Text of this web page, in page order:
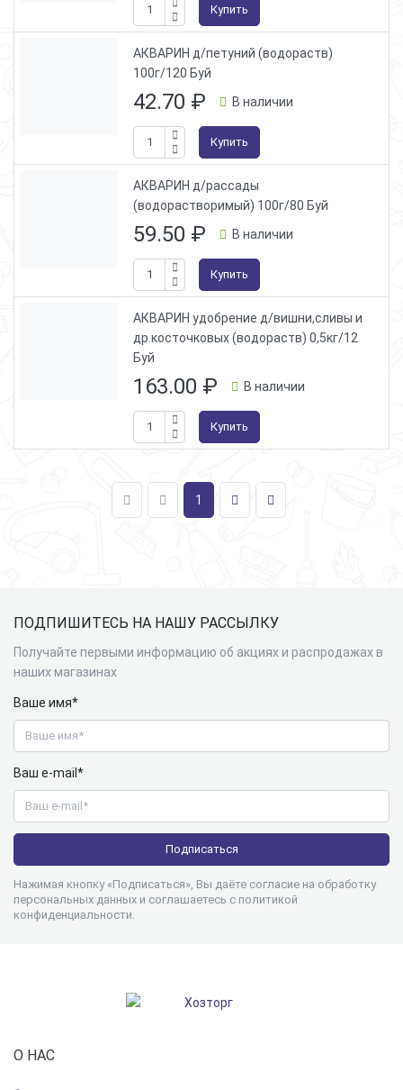
Купить
АКВАРИН д/петуний (водораств)
100г/120 Буй
42.70 ₽ В наличии
Купить
АКВАРИН д/рассады
(водорастворимый) 100г/80 Буй
59.50 ₽ В наличии
Купить
АКВАРИН удобрение д/вишни,сливы и
др.косточковых (водораств) 0,5кг/12
Буй
163.00 ₽ В наличии
Купить
1
ПОДПИШИТЕСЬ НА НАШУ РАССЫЛКУ
Получайте первыми информацию об акциях и распродажах в
наших магазинах
Ваше имя*
Ваш e-mail*
Нажимая кнопку «Подписаться», Вы даёте согласие на обработку
персональных данных и соглашаетесь с политикой
конфиденциальности
О НАС